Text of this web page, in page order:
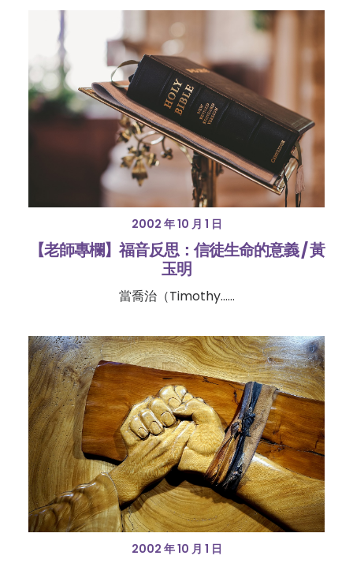
2002 年 10 月 1 日
【老師專欄】福音反思：信徒生命的意義 / 黃
玉明
當喬治（Timothy……
2002 年 10 月 1 日